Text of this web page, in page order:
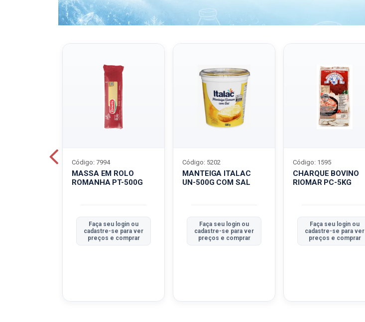
MASSA EM ROLO
ROMANHA PT-500G
Código: 7994
Faça seu login ou
cadastre-se para ver
preços e comprar
MANTEIGA ITALAC
UN-500G COM SAL
Código: 5202
Faça seu login ou
cadastre-se para ver
preços e comprar
CHARQUE BOVINO
RIOMAR PC-5KG
Código: 1595
Faça seu login ou
cadastre-se para ver
preços e comprar